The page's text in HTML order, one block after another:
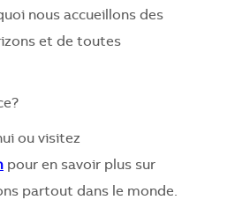
nous accueillons des
et de toutes
ou visitez
pour en savoir plus sur
partout dans le monde.